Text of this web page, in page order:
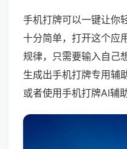
手机打牌可以一键让你
十分简单，打开这个应
规律，只需要输入自己
生成出手机打牌专用辅
或者使用手机打牌AI辅